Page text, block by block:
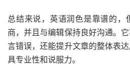
总结来说，英语润色是靠谱的，
商，并且与编辑保持良好沟通。
言错误，还能提升文章的整体表
具专业性和说服力。